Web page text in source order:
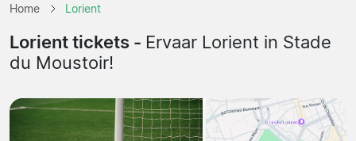
Home Lorient
Lorient tickets - Ervaar Lorient in Stade
du Moustoir!